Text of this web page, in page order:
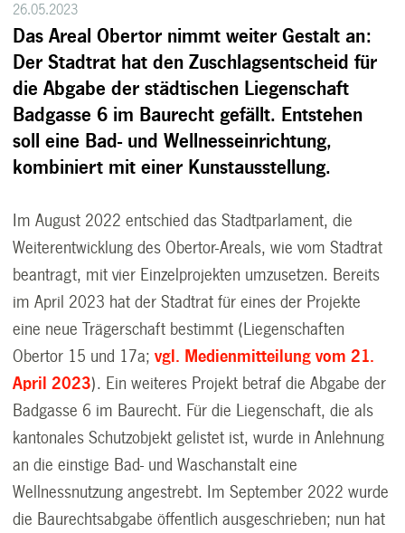
26.05.2023
Das Areal Obertor nimmt weiter Gestalt an:
Der Stadtrat hat den Zuschlagsentscheid für
die Abgabe der städtischen Liegenschaft
Badgasse 6 im Baurecht gefällt. Entstehen
soll eine Bad- und Wellnesseinrichtung,
kombiniert mit einer Kunstausstellung.
Im August 2022 entschied das Stadtparlament, die
Weiterentwicklung des Obertor-Areals, wie vom Stadtrat
beantragt, mit vier Einzelprojekten umzusetzen. Bereits
im April 2023 hat der Stadtrat für eines der Projekte
eine neue Trägerschaft bestimmt (Liegenschaften
Obertor 15 und 17a;vgl. Medienmitteilung vom 21.
April 2023). Ein weiteres Projekt betraf die Abgabe der
Badgasse 6 im Baurecht. Für die Liegenschaft, die als
kantonales Schutzobjekt gelistet ist, wurde in Anlehnung
an die einstige Bad- und Waschanstalt eine
Wellnessnutzung angestrebt. Im September 2022 wurde
die Baurechtsabgabe öffentlich ausgeschrieben; nun hat